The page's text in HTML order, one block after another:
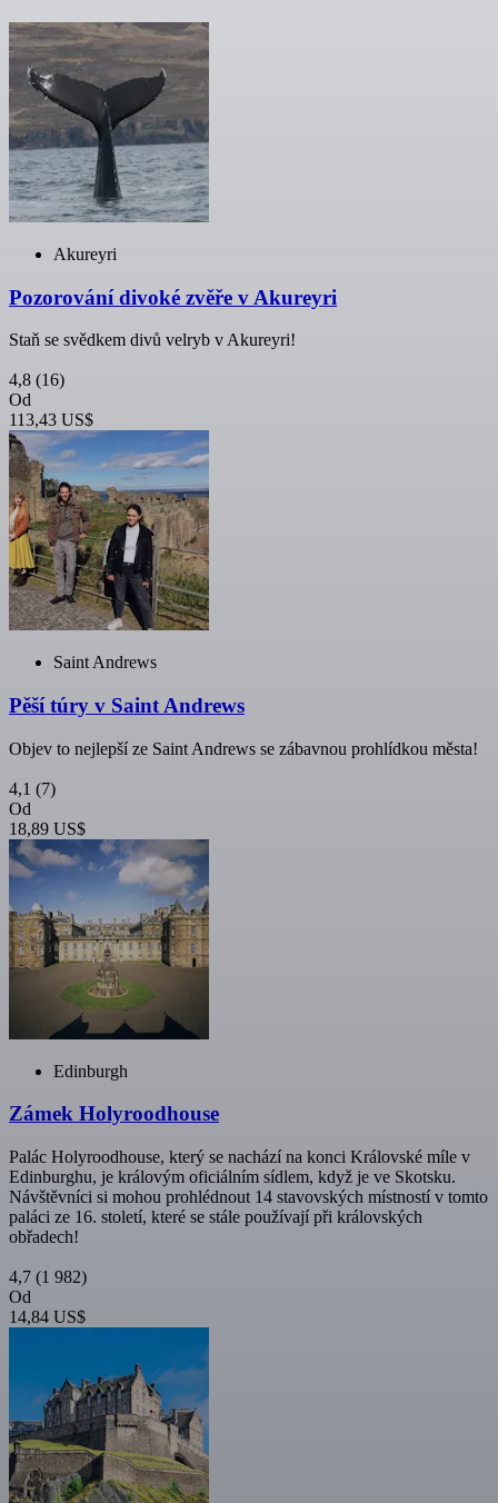
Akureyri
Pozorování divoké zvěře v Akureyri
Staň se svědkem divů velryb v Akureyri!
4,8 (16)
Od
113,43 US$
Saint Andrews
Pěší túry v Saint Andrews
Objev to nejlepší ze Saint Andrews se zábavnou prohlídkou města!
4,1 (7)
Od
18,89 US$
Edinburgh
Zámek Holyroodhouse
Palác Holyroodhouse, který se nachází na konci Královské míle v
Edinburghu, je královým oficiálním sídlem, když je ve Skotsku.
Návštěvníci si mohou prohlédnout 14 stavovských místností v tomto
paláci ze 16. století, které se stále používají při královských
obřadech!
4,7 (1 982)
Od
14,84 US$